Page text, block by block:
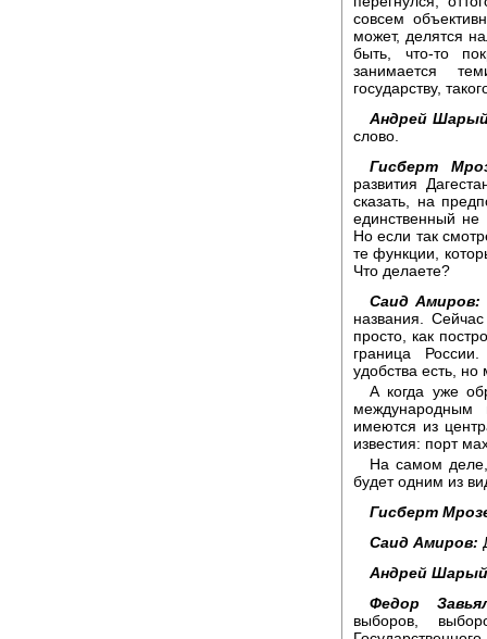
совсем
может, делятся
быть, что-то
занимается
государству,
Андрей
слово.
Гисберт
развития
сказать, на
единственный
Но если так
те функции,
Что делаете?
Саид Амиров:
названия.
просто, как
граница
удобства есть,
А когда уже
международным
имеются из
известия: порт
На самом деле,
будет одним из
Гисберт
Саид Амиров:
Андрей
Федор
выборов,